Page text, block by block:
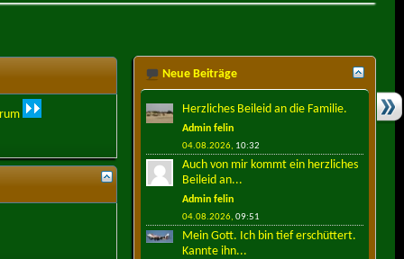
Neue Beiträge
Herzliches Beileid an die Familie.
Admin felin
04.08.2026, 10:32
Auch von mir kommt ein herzliches
Beileid an...
Admin felin
04.08.2026, 09:51
Mein Gott. Ich bin tief erschüttert.
Kannte ihn...